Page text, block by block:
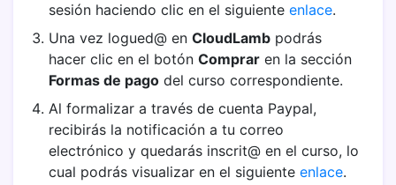
sesión haciendo clic en el siguiente enlace.
Una vez logued@ en CloudLamb podrás
hacer clic en el botón Comprar en la sección
Formas de pago del curso correspondiente.
Al formalizar a través de cuenta Paypal,
recibirás la notificación a tu correo
electrónico y quedarás inscrit@ en el curso, lo
cual podrás visualizar en el siguiente enlace.